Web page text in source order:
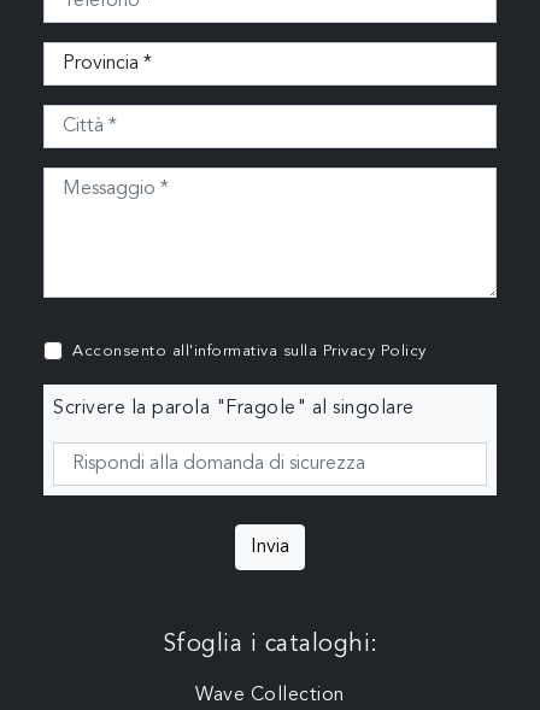
Acconsento all'informativa sulla Privacy Policy
Scrivere la parola "Fragole" al singolare
Invia
Sfoglia i cataloghi:
Wave Collection